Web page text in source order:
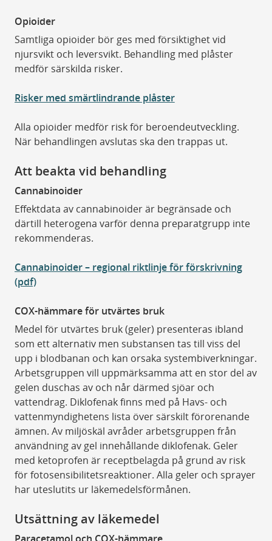
Opioider
Samtliga opioider bör ges med försiktighet vid
njursvikt och leversvikt. Behandling med plåster
medför särskilda risker.
Risker med smärtlindrande plåster
Alla opioider medför risk för beroendeutveckling.
När behandlingen avslutas ska den trappas ut.
Att beakta vid behandling
Cannabinoider
Effektdata av cannabinoider är begränsade och
därtill heterogena varför denna preparatgrupp inte
rekommenderas.
Cannabinoider – regional riktlinje för förskrivning
(pdf)
COX-hämmare för utvärtes bruk
Medel för utvärtes bruk (geler) presenteras ibland
som ett alternativ men substansen tas till viss del
upp i blodbanan och kan orsaka systembiverkningar.
Arbetsgruppen vill uppmärksamma att en stor del av
gelen duschas av och når därmed sjöar och
vattendrag. Diklofenak finns med på Havs- och
vattenmyndighetens lista över särskilt förorenande
ämnen. Av miljöskäl avråder arbetsgruppen från
användning av gel innehållande diklofenak. Geler
med ketoprofen är receptbelagda på grund av risk
för fotosensibilitetsreaktioner. Alla geler och sprayer
har uteslutits ur läkemedelsförmånen.
Utsättning av läkemedel